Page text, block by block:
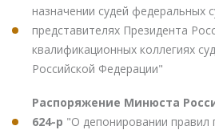
назначении судей федеральных
представителях Президента
квалификационных коллегиях
Российской Федерации"
Распоряжение Минюста
624-р "О депонировании правил